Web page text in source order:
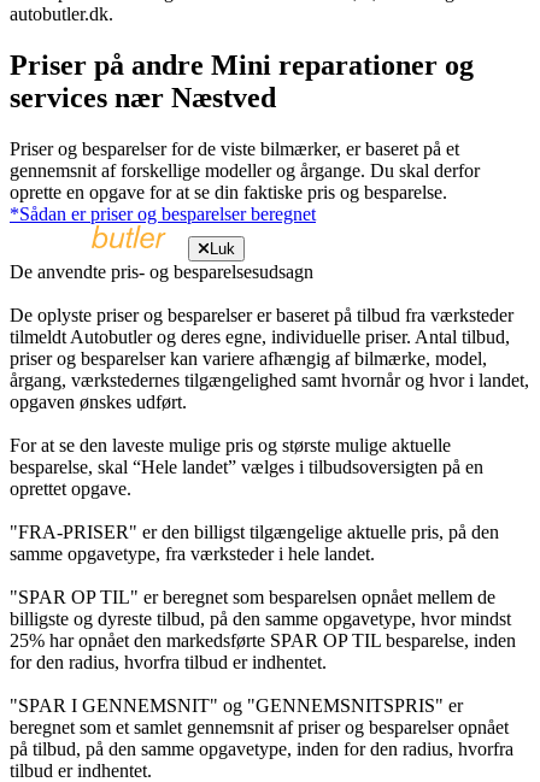
autobutler.dk.
Priser på andre Mini reparationer og
services nær Næstved
Priser og besparelser for de viste bilmærker, er baseret på et
gennemsnit af forskellige modeller og årgange. Du skal derfor
oprette en opgave for at se din faktiske pris og besparelse.
*Sådan er priser og besparelser beregnet
Luk
De anvendte pris- og besparelsesudsagn
De oplyste priser og besparelser er baseret på tilbud fra værksteder
tilmeldt Autobutler og deres egne, individuelle priser. Antal tilbud,
priser og besparelser kan variere afhængig af bilmærke, model,
årgang, værkstedernes tilgængelighed samt hvornår og hvor i landet,
opgaven ønskes udført.
For at se den laveste mulige pris og største mulige aktuelle
besparelse, skal “Hele landet” vælges i tilbudsoversigten på en
oprettet opgave.
"FRA-PRISER" er den billigst tilgængelige aktuelle pris, på den
samme opgavetype, fra værksteder i hele landet.
"SPAR OP TIL" er beregnet som besparelsen opnået mellem de
billigste og dyreste tilbud, på den samme opgavetype, hvor mindst
25% har opnået den markedsførte SPAR OP TIL besparelse, inden
for den radius, hvorfra tilbud er indhentet.
"SPAR I GENNEMSNIT" og "GENNEMSNITSPRIS" er
beregnet som et samlet gennemsnit af priser og besparelser opnået
på tilbud, på den samme opgavetype, inden for den radius, hvorfra
tilbud er indhentet.